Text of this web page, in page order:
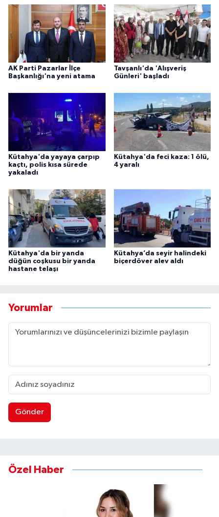
AK Parti Pazarlar İlçe
Başkanlığı'na yeni atama
Tavşanlı'da 'Alışveriş
Günleri' başladı
Kütahya'da yayaya çarpıp
kaçtı, polis kısa sürede
yakaladı
Kütahya'da feci kaza: 1 ölü,
4 yaralı
Kütahya'da bir yanda
düğün coşkusu bir yanda
hastane telaşı
Kütahya’da seyir halindeki
biçerdöver alev aldı
Yorumlar
Gönder
Özel Haber